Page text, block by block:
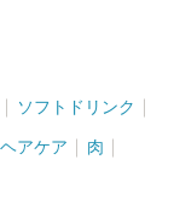
ソフトドリンク
ヘアケア 肉